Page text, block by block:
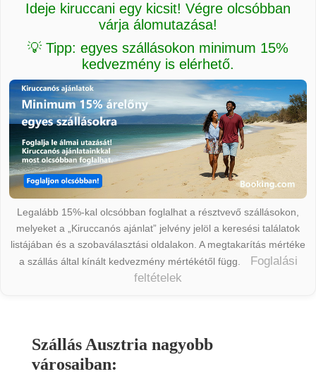
Ideje kiruccani egy kicsit! Végre olcsóbban
várja álomutazása!
💡 Tipp: egyes szállásokon minimum 15%
kedvezmény is elérhető.
Legalább 15%-kal olcsóbban foglalhat a résztvevő szállásokon,
melyeket a „Kiruccanós ajánlat” jelvény jelöl a keresési találatok
listájában és a szobaválasztási oldalakon. A megtakarítás mértéke
a szállás által kínált kedvezmény mértékétől függ.
Foglalási
feltételek
Szállás Ausztria nagyobb
városaiban: